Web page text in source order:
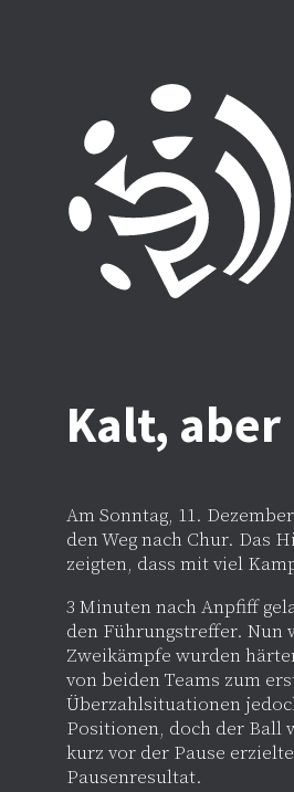
Kalt,
Am Sonntag, 11.
den Weg nach Chur. Das
zeigten, dass mit viel
3 Minuten nach Anpfiff
den Führungstreffer. Nun
Zweikämpfe wurden
von beiden Teams zum
Überzahlsituationen
Positionen, doch der Ball
kurz vor der Pause
Pausenresultat.